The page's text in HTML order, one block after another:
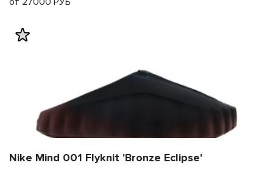
Nike Mind 001 Flyknit 'Bronze Eclipse'